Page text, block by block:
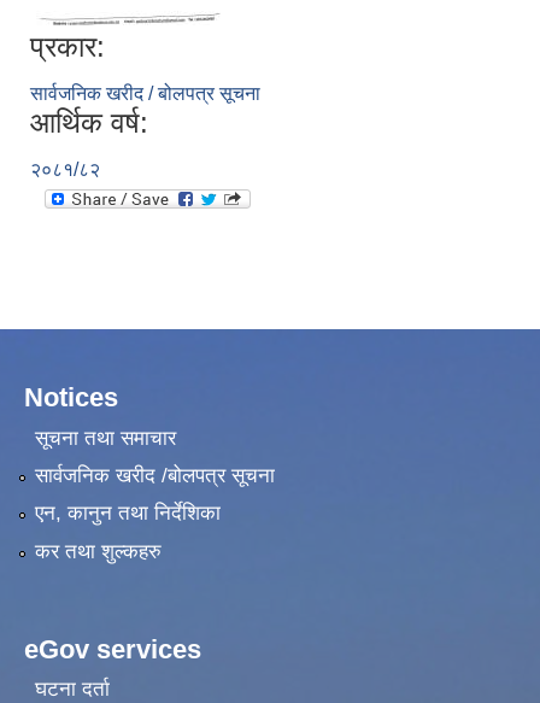
प्रकार:
सार्वजनिक खरीद / बोलपत्र सूचना
आर्थिक वर्ष:
२०८१/८२
Notices
सूचना तथा समाचार
सार्वजनिक खरीद /बोलपत्र सूचना
एन, कानुन तथा निर्देशिका
कर तथा शुल्कहरु
eGov services
घटना दर्ता